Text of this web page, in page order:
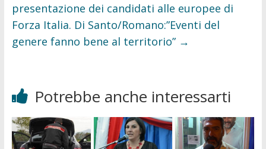
presentazione dei candidati alle europee di
Forza Italia. Di Santo/Romano:”Eventi del
genere fanno bene al territorio” →
Potrebbe anche interessarti